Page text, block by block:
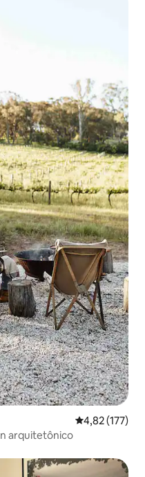
4,82 de uma
4,82 (177)
arquitetônico